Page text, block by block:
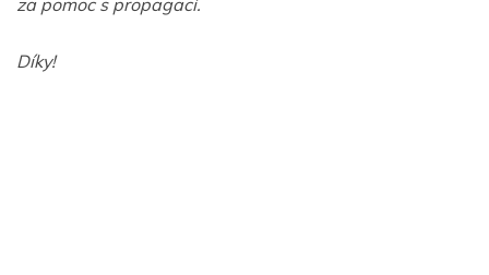
za pomoc s propagací.
Díky!